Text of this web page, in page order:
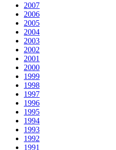
2007
2006
2005
2004
2003
2002
2001
2000
1999
1998
1997
1996
1995
1994
1993
1992
1991